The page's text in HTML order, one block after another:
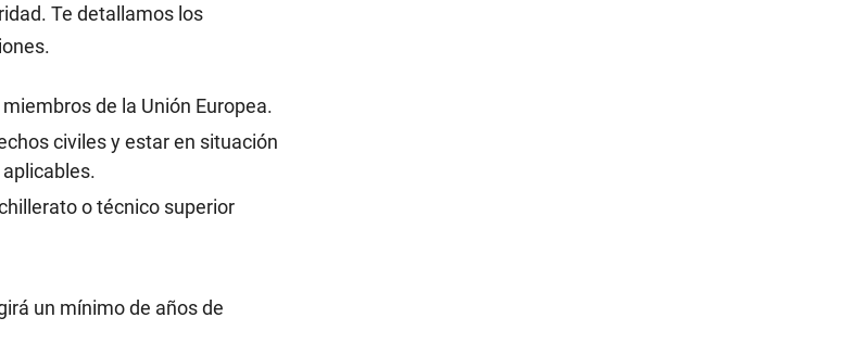
Te detallamos los
de la Unión Europea.
civiles y estar en situación
o técnico superior
un mínimo de años de